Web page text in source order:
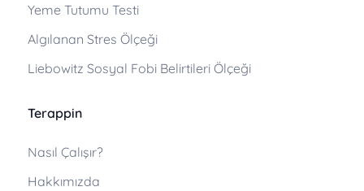
Terappin
Nasıl Çalışır?
Hakkımızda
Yeme Tutumu Testi
Algılanan Stres Ölçeği
Liebowitz Sosyal Fobi Belirtileri Ölçeği